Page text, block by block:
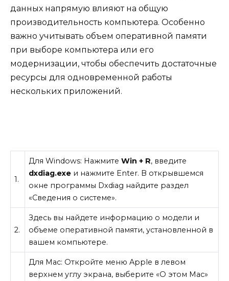
данных напрямую влияют на общую
производительность компьютера. Особенно
важно учитывать объем оперативной памяти
при выборе компьютера или его
модернизации, чтобы обеспечить достаточные
ресурсы для одновременной работы
нескольких приложений.
1.
Для Windows: НажмитеWin + R, введите
dxdiag.exe и нажмите Enter. В открывшемся
окне программы Dxdiag найдите раздел
«Сведения о системе».
2.
Здесь вы найдете информацию о модели и
объеме оперативной памяти, установленной в
вашем компьютере.
Для Mac: Откройте меню Apple в левом
верхнем углу экрана, выберите «О этом Mac»